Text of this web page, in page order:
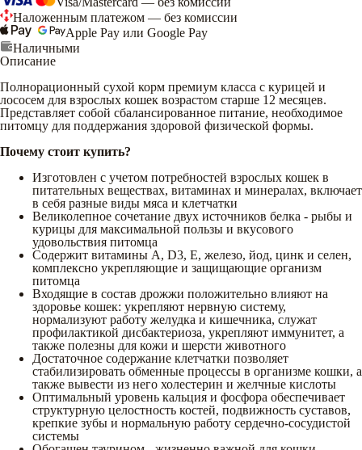
Наложенным платежом — без комиссии
Apple Pay или Google Pay
Наличными
Описание
Полнорационный сухой корм премиум класса с курицей и
лососем для взрослых кошек возрастом старше 12 месяцев.
Представляет собой сбалансированное питание, необходимое
питомцу для поддержания здоровой физической формы.
Почему стоит купить?
Изготовлен с учетом потребностей взрослых кошек в
питательных веществах, витаминах и минералах, включает
в себя разные виды мяса и клетчатки
Великолепное сочетание двух источников белка - рыбы и
курицы для максимальной пользы и вкусового
удовольствия питомца
Содержит витамины А, D3, Е, железо, йод, цинк и селен,
комплексно укрепляющие и защищающие организм
питомца
Входящие в состав дрожжи положительно влияют на
здоровье кошек: укрепляют нервную систему,
нормализуют работу желудка и кишечника, служат
профилактикой дисбактериоза, укрепляют иммунитет, а
также полезны для кожи и шерсти животного
Достаточное содержание клетчатки позволяет
стабилизировать обменные процессы в организме кошки, а
также вывести из него холестерин и желчные кислоты
Оптимальный уровень кальция и фосфора обеспечивает
структурную целостность костей, подвижность суставов,
крепкие зубы и нормальную работу сердечно-сосудистой
системы